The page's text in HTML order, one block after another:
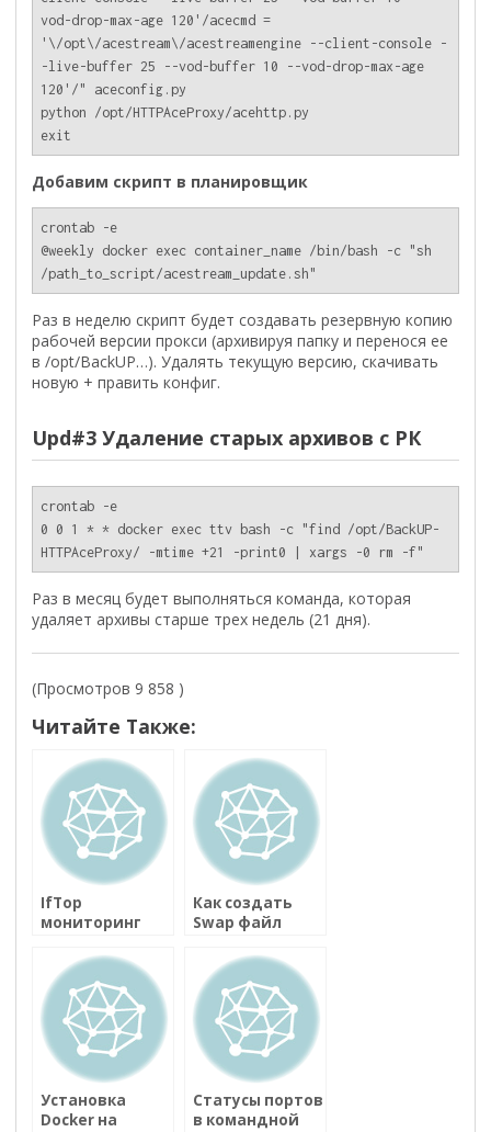
vod-drop-max-age 120'/acecmd =
'\/opt\/acestream\/acestreamengine --client-console -
-live-buffer 25 --vod-buffer 10 --vod-drop-max-age
120'/" aceconfig.py
python /opt/HTTPAceProxy/acehttp.py
exit
Добавим скрипт в планировщик
crontab -e
@weekly docker exec container_name /bin/bash -c "sh
Раз в неделю скрипт будет создавать резервную копию
рабочей версии прокси (архивируя папку и перенося ее
в /opt/BackUP…). Удалять текущую версию, скачивать
новую + править конфиг.
Upd#3 Удаление старых архивов с РК
crontab -e
0 0 1 * * docker exec ttv bash -c "find /opt/BackUP-
HTTPAceProxy/ -mtime +21 -print0 | xargs -0 rm -f"
Раз в месяц будет выполняться команда, которая
удаляет архивы старше трех недель (21 дня).
(Просмотров 9 858 )
Читайте Также:
IfTop
мониторинг
Server
Как создать
Swap файл
Linux-подобных
ОС
Установка
Docker на
Статусы портов
в командной